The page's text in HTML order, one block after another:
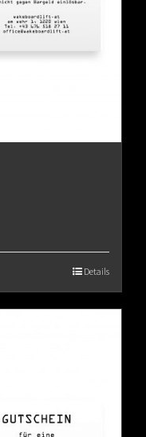
Details